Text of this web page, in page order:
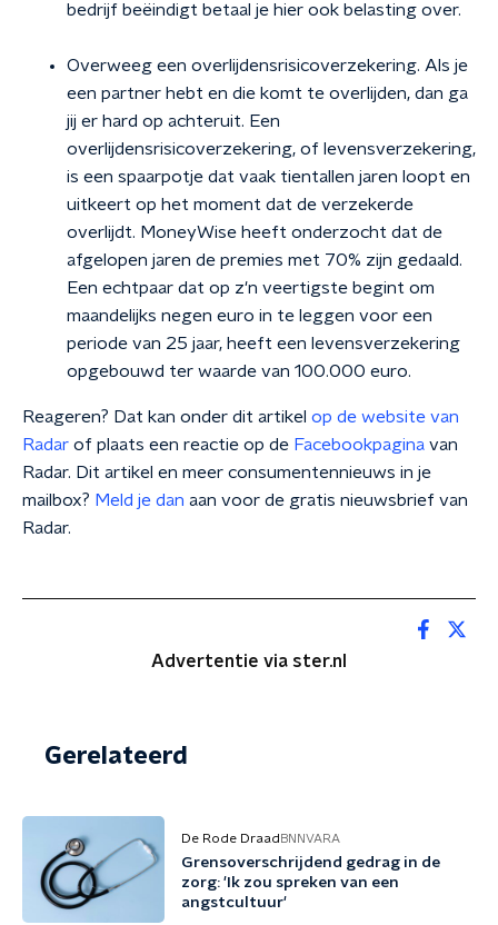
bedrijf beëindigt betaal je hier ook belasting over.
Overweeg een overlijdensrisicoverzekering. Als je
een partner hebt en die komt te overlijden, dan ga
jij er hard op achteruit. Een
overlijdensrisicoverzekering, of levensverzekering,
is een spaarpotje dat vaak tientallen jaren loopt en
uitkeert op het moment dat de verzekerde
overlijdt. MoneyWise heeft onderzocht dat de
afgelopen jaren de premies met 70% zijn gedaald.
Een echtpaar dat op z'n veertigste begint om
maandelijks negen euro in te leggen voor een
periode van 25 jaar, heeft een levensverzekering
opgebouwd ter waarde van 100.000 euro.
Reageren? Dat kan onder dit artikel op de website van
Radar of plaats een reactie op de Facebookpagina van
Radar. Dit artikel en meer consumentennieuws in je
mailbox? Meld je dan aan voor de gratis nieuwsbrief van
Radar.
Advertentie via ster.nl
Gerelateerd
De Rode Draad BNNVARA
Grensoverschrijdend gedrag in de
zorg: 'Ik zou spreken van een
angstcultuur'